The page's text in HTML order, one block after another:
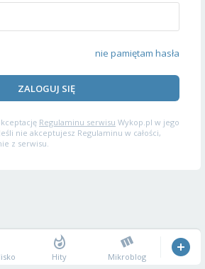
nie pamiętam hasła
ZALOGUJ SIĘ
Regulaminu serwisu Wykop.pl w jego
nie akceptujesz Regulaminu w całości,
z serwisu.
Hity Mikroblog